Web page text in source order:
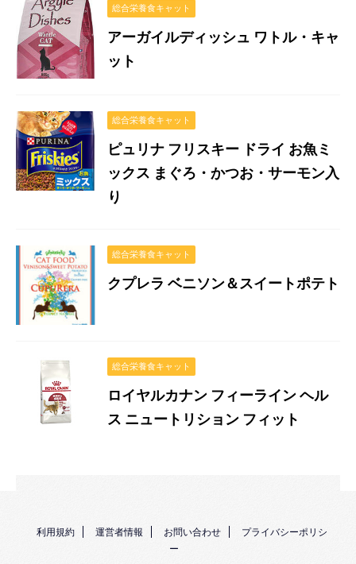
総合栄養食キャット
アーガイルディッシュ ワトル・キャ
ット
総合栄養食キャット
ピュリナ フリスキー ドライ お魚ミ
ックス まぐろ・かつお・サーモン入
り
総合栄養食キャット
クプレラ ベニソン＆スイートポテト
総合栄養食キャット
ロイヤルカナン フィーライン ヘル
ス ニュートリション フィット
利用規約 運営者情報 お問い合わせ
プライバシーポリシ
ー